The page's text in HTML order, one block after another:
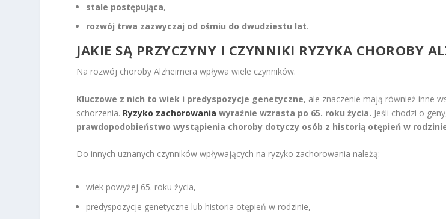
stale postępująca,
rozwój trwa zazwyczaj od ośmiu do dwudziestu lat.
JAKIE SĄ PRZYCZYNY I CZYNNIKI RYZYKA CHOROBY
Na rozwój choroby Alzheimera wpływa wiele czynników.
Kluczowe z nich to wiek i predyspozycje genetyczne, ale znaczenie mają również inne
schorzenia. Ryzyko zachorowania wyraźnie wzrasta po 65. roku życia. Jeśli chodzi o
prawdopodobieństwo wystąpienia choroby dotyczy osób z historią otępień w
Do innych uznanych czynników wpływających na ryzyko zachorowania należą:
wiek powyżej 65. roku życia,
predyspozycje genetyczne lub historia otępień w rodzinie,